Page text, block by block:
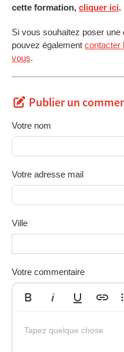
cette formation, cliquer ici.
Si vous souhaitez poser
pouvez également contacter
vous.
Publier un
Votre nom
Votre adresse mail
Ville
Votre commentaire
Tapez quelque chose